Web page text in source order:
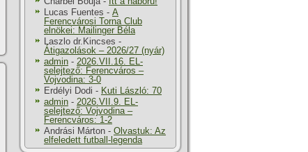
Lucas Fuentes - A
Ferencvárosi Torna Club
elnökei: Mailinger Béla
Laszlo dr.Kincses -
Átigazolások – 2026/27 (nyár)
admin - 2026.VII.16. EL-
selejtező: Ferencváros –
Vojvodina: 3-0
Erdélyi Dodi - Kuti László: 70
admin - 2026.VII.9. EL-
selejtező: Vojvodina –
Ferencváros: 1-2
Andrási Márton - Olvastuk: Az
elfeledett futball-legenda